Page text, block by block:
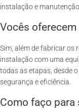
instalação e manutenção.
Vocês
Sim, além de fabricar os
instalação com uma
todas as etapas, desde
segurança e eficiência.
Como faço